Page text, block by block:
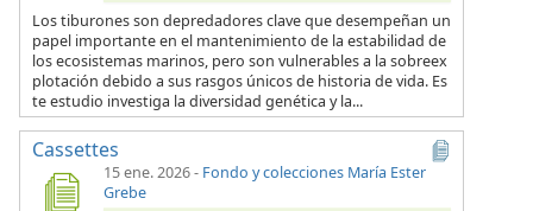
Los tiburones son depredadores clave que desempeñan un
papel importante en el mantenimiento de la estabilidad de
los ecosistemas marinos, pero son vulnerables a la sobreex
plotación debido a sus rasgos únicos de historia de vida. Es
te estudio investiga la diversidad genética y la...
Cassettes
15 ene. 2026- Fondo y colecciones María Ester
Grebe